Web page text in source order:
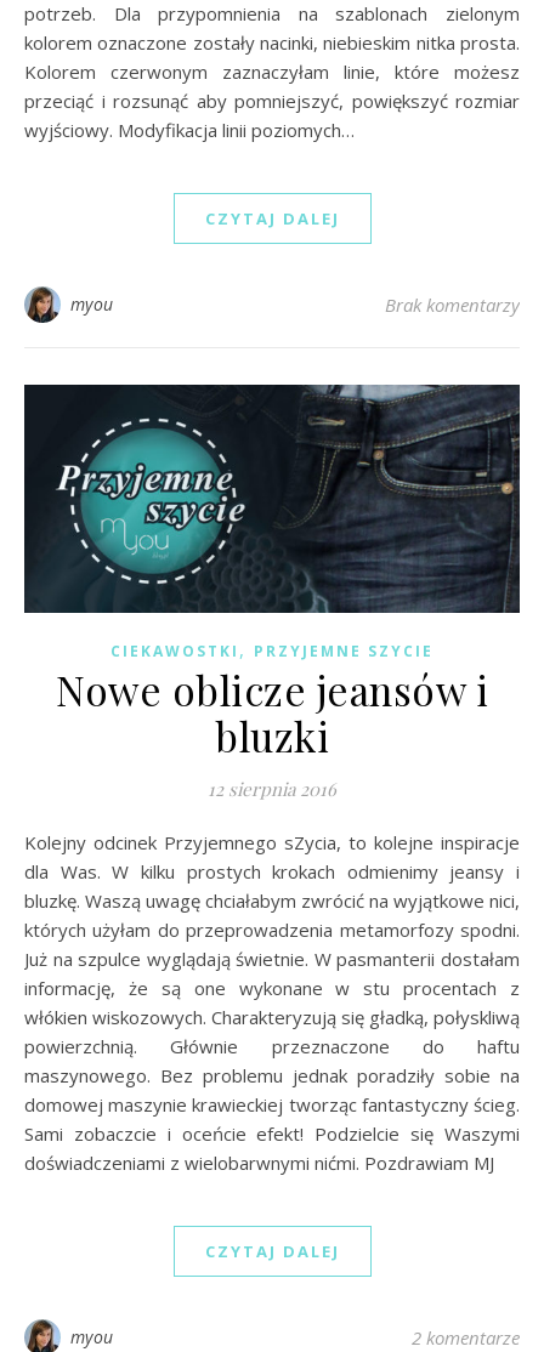
potrzeb. Dla przypomnienia na szablonach zielonym
kolorem oznaczone zostały nacinki, niebieskim nitka prosta.
Kolorem czerwonym zaznaczyłam linie, które możesz
przeciąć i rozsunąć aby pomniejszyć, powiększyć rozmiar
wyjściowy. Modyfikacja linii poziomych…
CZYTAJ DALEJ
myou Brak komentarzy
CIEKAWOSTKI , PRZYJEMNE SZYCIE
Nowe oblicze jeansów i
bluzki
12 sierpnia 2016
Kolejny odcinek Przyjemnego sZycia, to kolejne inspiracje
dla Was. W kilku prostych krokach odmienimy jeansy i
bluzkę. Waszą uwagę chciałabym zwrócić na wyjątkowe nici,
których użyłam do przeprowadzenia metamorfozy spodni.
Już na szpulce wyglądają świetnie. W pasmanterii dostałam
informację, że są one wykonane w stu procentach z
włókien wiskozowych. Charakteryzują się gładką, połyskliwą
powierzchnią. Głównie przeznaczone do haftu
maszynowego. Bez problemu jednak poradziły sobie na
domowej maszynie krawieckiej tworząc fantastyczny ścieg.
Sami zobaczcie i oceńcie efekt! Podzielcie się Waszymi
doświadczeniami z wielobarwnymi nićmi. Pozdrawiam MJ
CZYTAJ DALEJ
myou 2 komentarze